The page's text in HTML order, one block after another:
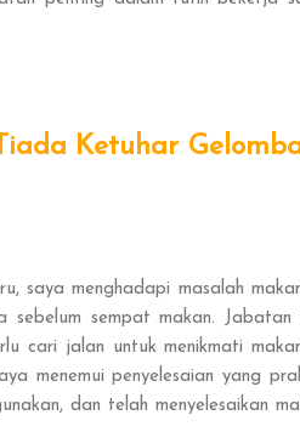
Ketuhar
saya menghadapi masalah
sebelum sempat makan.
cari jalan untuk menikmati
menemui penyelesaian yang
dan telah menyelesaikan